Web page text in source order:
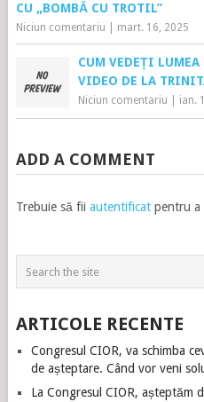
CU „BOMBĂ CU TROTIL”
Niciun comentariu mart. 16, 2025
CUM VEDEȚI
VIDEO DE LA
Niciun comentariu ian.
ADD A COMMENT
Trebuie să fii autentificatpentru a
ARTICOLE RECENTE
Congresul CIOR, va schimba
de așteptare. Când vor veni
La Congresul CIOR, așteptăm